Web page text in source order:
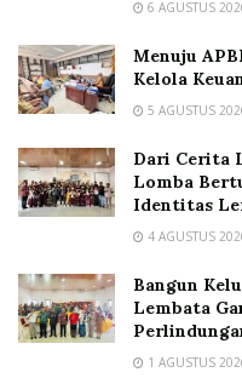
6 AGUSTUS
Menuju
Kelola
5 AGUSTUS
Dari Cerita
Lomba
Identitas
4 AGUSTUS
Bangun
Lembata
1 AGUSTUS